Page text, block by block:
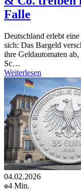
Falle
Deutschland erlebt
sich: Das Bargeld
ihre Geldautomaten
Sc…
Weiterlesen
04.02.2026
4 Min.